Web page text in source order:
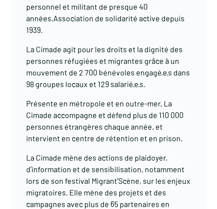
personnel et militant de presque 40
années.Association de solidarité active depuis
1939.
La Cimade agit pour les droits et la dignité des
personnes réfugiées et migrantes grâce à un
mouvement de 2 700 bénévoles engagé·e·s dans
98 groupes locaux et 129 salarié·e·s.
Présente en métropole et en outre-mer, La
Cimade accompagne et défend plus de 110 000
personnes étrangères chaque année, et
intervient en centre de rétention et en prison.
La Cimade mène des actions de plaidoyer,
d’information et de sensibilisation, notamment
lors de son festival Migrant’Scène, sur les enjeux
migratoires. Elle mène des projets et des
campagnes avec plus de 65 partenaires en